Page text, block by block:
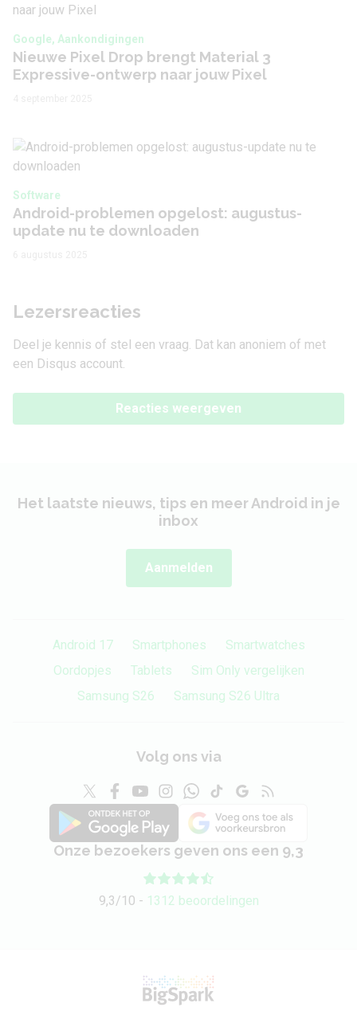
Google, Aankondigingen
Nieuwe Pixel Drop brengt Material 3
Expressive-ontwerp naar jouw Pixel
Software
Android-problemen opgelost: augustus-
update nu te downloaden
Lezersreacties
Deel je kennis of stel een vraag. Dat kan anoniem of met
een Disqus account.
Reacties weergeven
Het laatste nieuws, tips en meer Android in je
inbox
Aanmelden
Android 17 Smartphones
Smartwatches
Oordopjes
Tablets
Sim Only vergelijken
Samsung S26
Samsung S26 Ultra
Volg ons via
Onze bezoekers geven ons een 9,3
9,3/10 - 1312 beoordelingen